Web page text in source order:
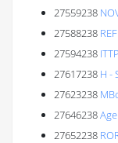
27559238
27588238
27594238
27617238 H -
27623238
27646238
27652238